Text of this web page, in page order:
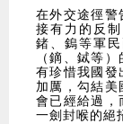
在外交途徑警
接有力的反
鍺、鎢等軍
（鏑、鋱等
有珍惜我國發
加厲，勾結美
會已經給過，
一劍封喉的絕